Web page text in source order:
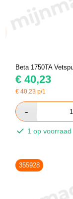
Beta 1750TA
€ 40,23
€40,23 p/1
1 op voorraad
355928